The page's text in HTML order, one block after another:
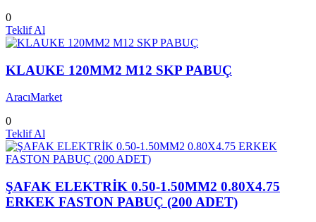
0
Teklif Al
KLAUKE 120MM2 M12 SKP PABUÇ
AracıMarket
0
Teklif Al
ŞAFAK ELEKTRİK 0.50-1.50MM2 0.80X4.75
ERKEK FASTON PABUÇ (200 ADET)